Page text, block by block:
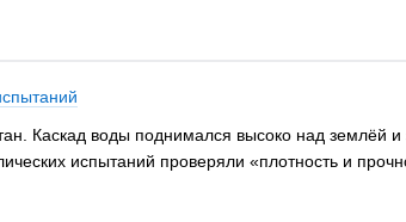
Каскад воды поднимался высоко над землёй
испытаний проверяли «плотность и